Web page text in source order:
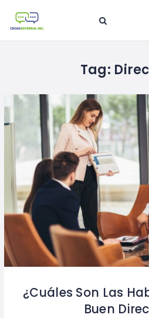
Tag:
¿Cuáles Son Las
Buen